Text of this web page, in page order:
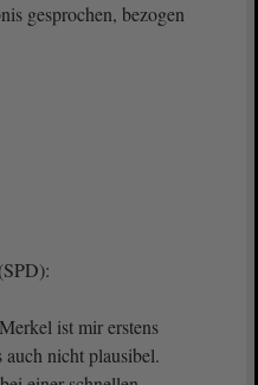
gesprochen, bezogen
ist mir erstens
nicht plausibel.